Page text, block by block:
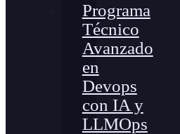
Programa
Técnico
Avanzado
en
Devops
con IA y
LLMOps